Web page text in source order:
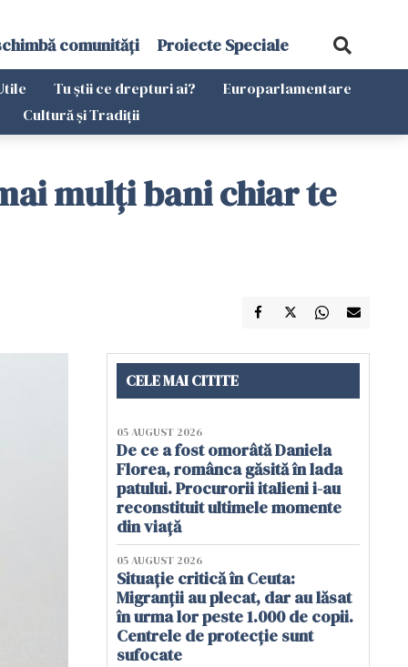
comunități Proiecte Speciale
Tu știi ce drepturi ai?
Europarlamentare
Cultură și Tradiții
mulți bani chiar te
CELE MAI CITITE
05 AUGUST 2026
De ce a fost omorâtă Daniela
Florea, românca găsită în lada
patului. Procurorii italieni i-au
reconstituit ultimele momente
din viață
05 AUGUST 2026
Situație critică în Ceuta:
Migranții au plecat, dar au lăsat
în urma lor peste 1.000 de copii.
Centrele de protecție sunt
sufocate